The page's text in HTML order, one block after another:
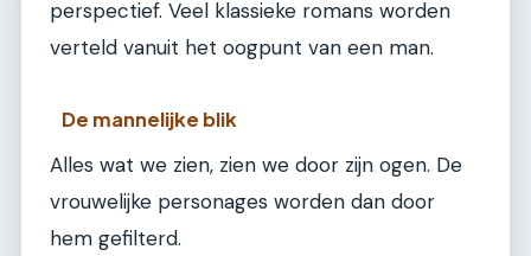
perspectief. Veel klassieke romans worden
verteld vanuit het oogpunt van een man.
De mannelijke blik
Alles wat we zien, zien we door zijn ogen. De
vrouwelijke personages worden dan door
hem gefilterd.